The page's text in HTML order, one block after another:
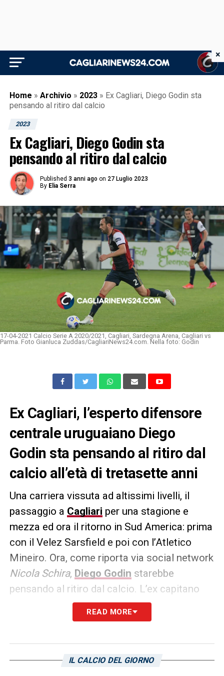
Home » Archivio » 2023 » Ex Cagliari, Diego Godin sta
pensando al ritiro dal calcio
2023
Ex Cagliari, Diego Godin sta
pensando al ritiro dal calcio
Published 3 anni ago on 27 Luglio 2023
By Elia Serra
17-04-2021 Calcio Serie A 2020/2021, Cagliari, Sardegna Arena, Cagliari vs
Parma. Foto Gianluca Zuddas/CagliariNews24.com. Nella foto: Godin
Ex Cagliari, l’esperto difensore
centrale uruguaiano Diego
Godin sta pensando al ritiro dal
calcio all’età di tretasette anni
Una carriera vissuta ad altissimi livelli, il
passaggio a Cagliari per una stagione e
mezza ed ora il ritorno in Sud America: prima
con il Velez Sarsfield e poi con l’Atletico
Mineiro. Ora, come riporta via social network
Nicola Schira, Diego Godin starebbe
pensando al ritiro dal calcio. L’ex capitano
dell’Atletico Madrid è stato costretto a
saltare per infortunio diverse partite nel
professionisti con 38 gol e 26 assist!
READ MORE
IL CALCIO DEL GIORNO
×